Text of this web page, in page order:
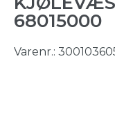
68015000
Varenr.: